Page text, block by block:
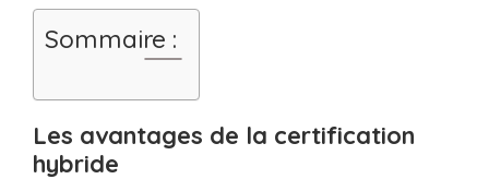
Sommaire :
Les avantages de la certification
hybride